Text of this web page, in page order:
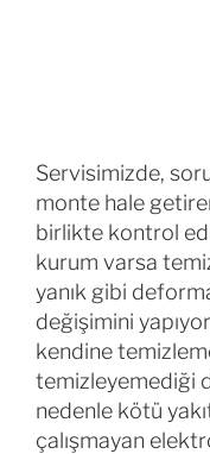
Servisimizde,
monte hale
birlikte kontrol
kurum varsa
yanık gibi
değişimini
kendine
temizleyemediği
nedenle kötü
çalışmayan